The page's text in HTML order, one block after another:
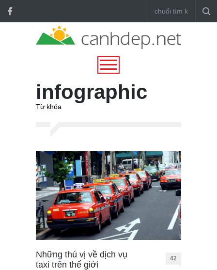
infographic
Từ khóa
Những thú vị về dịch vụ
taxi trên thế giới
42